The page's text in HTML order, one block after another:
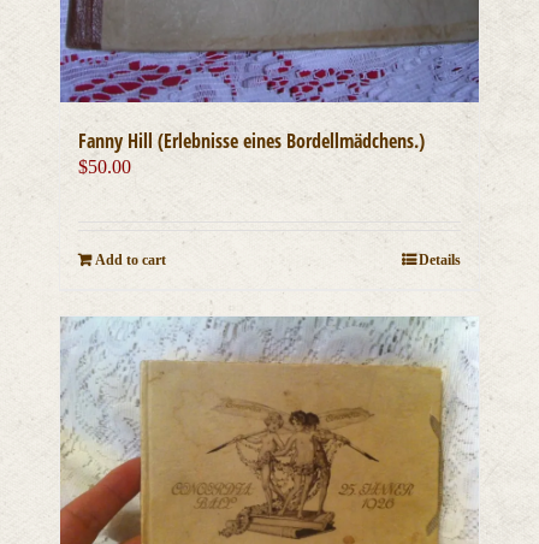
Fanny Hill (Erlebnisse eines Bordellmädchens.)
$50.00
Add to cart Details